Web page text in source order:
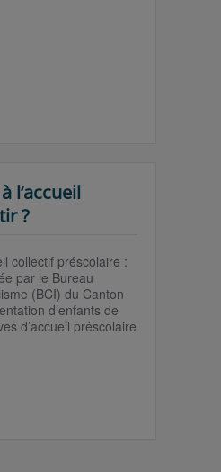
l’accueil
?
collectif préscolaire :
par le Bureau
(BCI) du Canton
d’enfants de
d’accueil préscolaire